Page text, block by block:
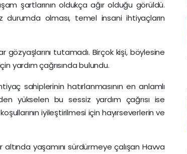
şartlarının oldukça ağır olduğu görüldü.
olması, temel insani ihtiyaçların
tutamadı. Birçok kişi, böylesine
yardım çağrısında bulundu.
sahiplerinin hatırlanmasının en anlamlı
yükselen bu sessiz yardım çağrısı ise
iyileştirilmesi için hayırseverlerin ve
yaşamını sürdürmeye çalışan Havva